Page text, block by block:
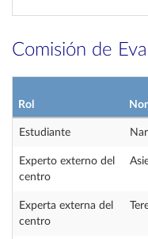
Comisión de
Rol
Estudiante
Experto externo del
centro
Experta externa del
centro